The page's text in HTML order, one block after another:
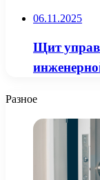
06.11.2025
Щит
Разное